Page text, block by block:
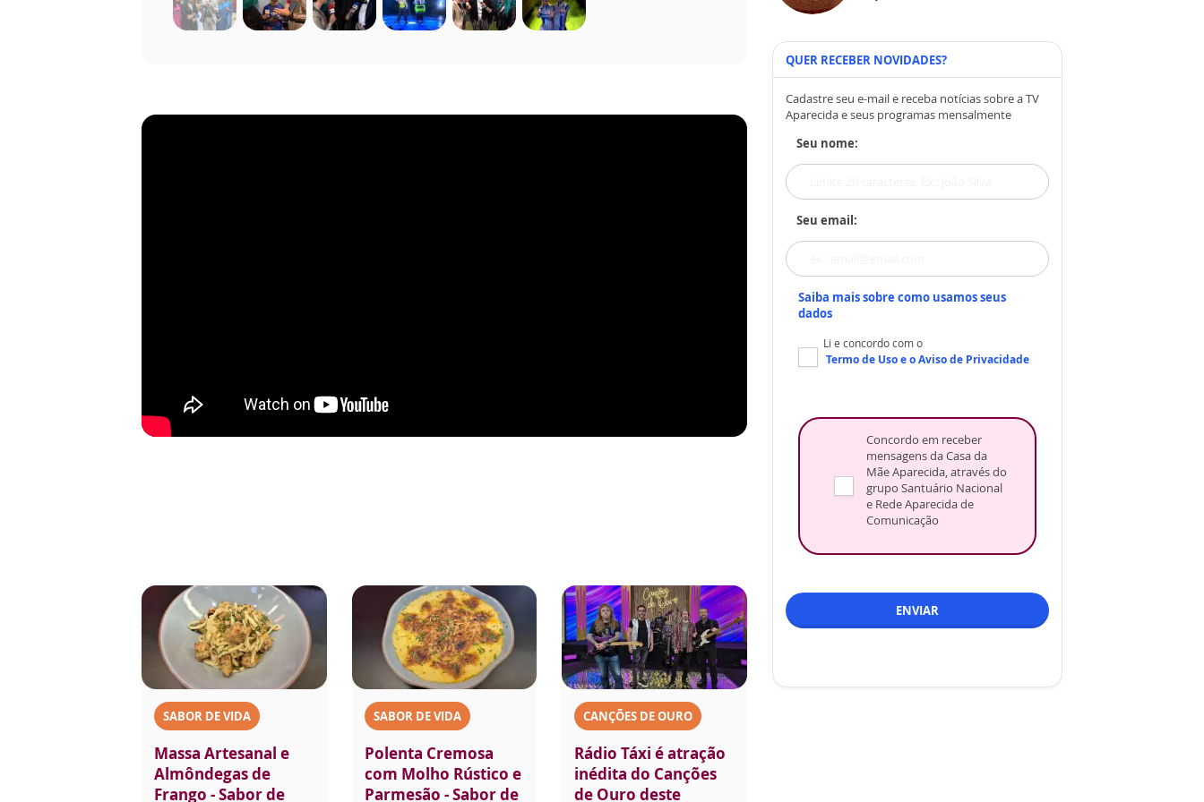
SABOR DE VIDA
Massa Artesanal e
Almôndegas de
Frango - Sabor de
SABOR DE VIDA
Polenta Cremosa
com Molho Rústico e
Parmesão - Sabor de
CANÇÕES DE OURO
Rádio Táxi é atração
inédita do Canções
de Ouro deste
QUER RECEBER NOVIDADES?
Cadastre seu e-mail e receba notícias sobre a TV
Aparecida e seus programas mensalmente
Seu nome:
Seu email:
Saiba mais sobre como usamos seus
dados
Li e concordo com o
Termo de Usoe oAviso de Privacidade
Concordo em receber
mensagens da Casa da
Mãe Aparecida, através do
grupo Santuário Nacional
e Rede Aparecida de
Comunicação
ENVIAR